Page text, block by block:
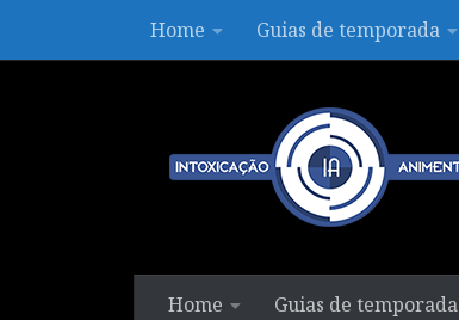
Skip to contentHome Guias de temporada
Home Guias de temporada